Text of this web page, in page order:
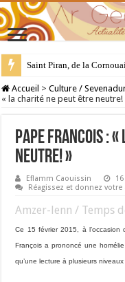
28 juillet : Saint Samson
Accueil > Culture /
« la charité ne peut être neutre!
PAPE
neutre! »
Eflamm Caouissin
Réagissez et donnez votre
Amzer-lenn / Temps
Ce 15 février 2015, à
François a prononcé une
qu’une lecture à plusieurs